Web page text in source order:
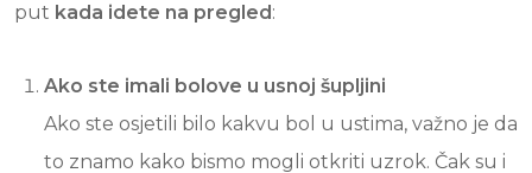
put kada idete na pregled:
Ako ste imali bolove u usnoj šupljini
Ako ste osjetili bilo kakvu bol u ustima, važno je da
to znamo kako bismo mogli otkriti uzrok. Čak su i